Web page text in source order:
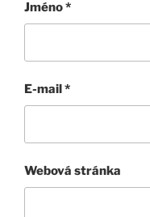
Jméno*
E-mail*
Webová stránka